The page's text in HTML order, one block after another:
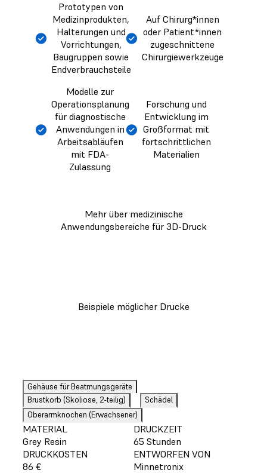
Prototypen von
Medizinprodukten,
Halterungen und
Vorrichtungen,
Baugruppen sowie
Endverbrauchsteile
Auf Chirurg*innen
oder Patient*innen
zugeschnittene
Chirurgiewerkzeuge
Modelle zur
Operationsplanung
für diagnostische
Anwendungen in
Arbeitsabläufen
mit FDA-
Zulassung
Forschung und
Entwicklung im
Großformat mit
fortschrittlichen
Materialien
Mehr über medizinische
Anwendungsbereiche für 3D-Druck
Beispiele möglicher Drucke
Gehäuse für Beatmungsgeräte
Brustkorb (Skoliose, 2-teilig)
Schädel
Oberarmknochen (Erwachsener)
MATERIAL
Grey Resin
DRUCKZEIT
65 Stunden
DRUCKKOSTEN
86 €
ENTWORFEN VON
Minnetronix